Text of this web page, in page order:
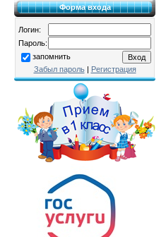
Форма входа
Логин:
Пароль:
запомнить
Забыл пароль| Регистрация